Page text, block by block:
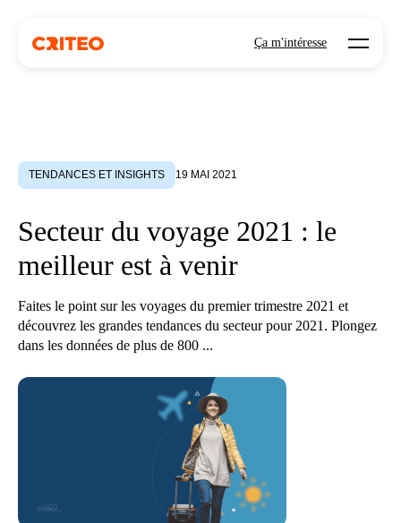
Ça m'intéresse Open
TENDANCES ET INSIGHTS 19 MAI 2021
Secteur du voyage 2021 : le
meilleur est à venir
Faites le point sur les voyages du premier trimestre 2021 et
découvrez les grandes tendances du secteur pour 2021. Plongez
dans les données de plus de 800 ...